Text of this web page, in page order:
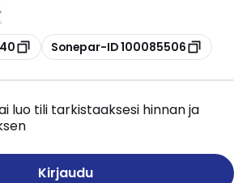
Kopioi
Sonepar-ID 100085506
luo tili tarkistaaksesi hinnan ja
Kirjaudu